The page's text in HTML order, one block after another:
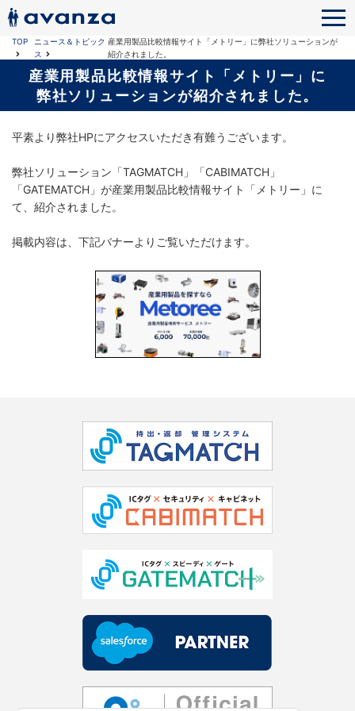
TOP
ニュース＆トピック
ス
産業用製品比較情報サイト「メトリー」に弊社ソリューションが
紹介されました。
産業用製品比較情報サイト「メトリー」に
弊社ソリューションが紹介されました。
平素より弊社HPにアクセスいただき有難うございます。
弊社ソリューション「TAGMATCH」「CABIMATCH」
「GATEMATCH」が産業用製品比較情報サイト「メトリー」に
て、紹介されました。
掲載内容は、下記バナーよりご覧いただけます。